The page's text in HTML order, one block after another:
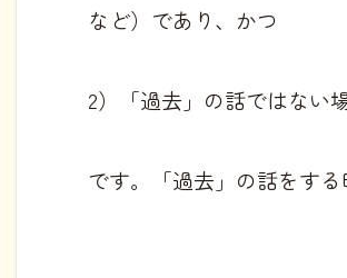
など）であり、かつ
2）「過去」の話ではない
です。「過去」の話をする